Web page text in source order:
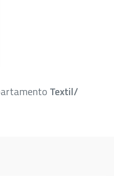
Textil/